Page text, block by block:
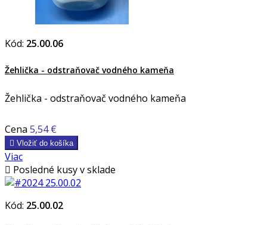
Kód: 25.00.06
Žehlička - odstraňovač vodného kameňa
Žehlička - odstraňovač vodného kameňa
Cena 5,54 €
 Vložiť do košíka
Viac
 Posledné kusy v sklade
Kód: 25.00.02